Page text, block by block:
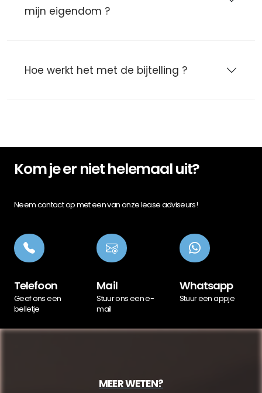
mijn eigendom ?
Hoe werkt het met de bijtelling ?
Kom je er niet helemaal uit?
Neem contact op met een van onze lease adviseurs!
Telefoon
Geef ons een
belletje
Mail
Stuur ons een e-
mail
Whatsapp
Stuur een appje
MEER WETEN?